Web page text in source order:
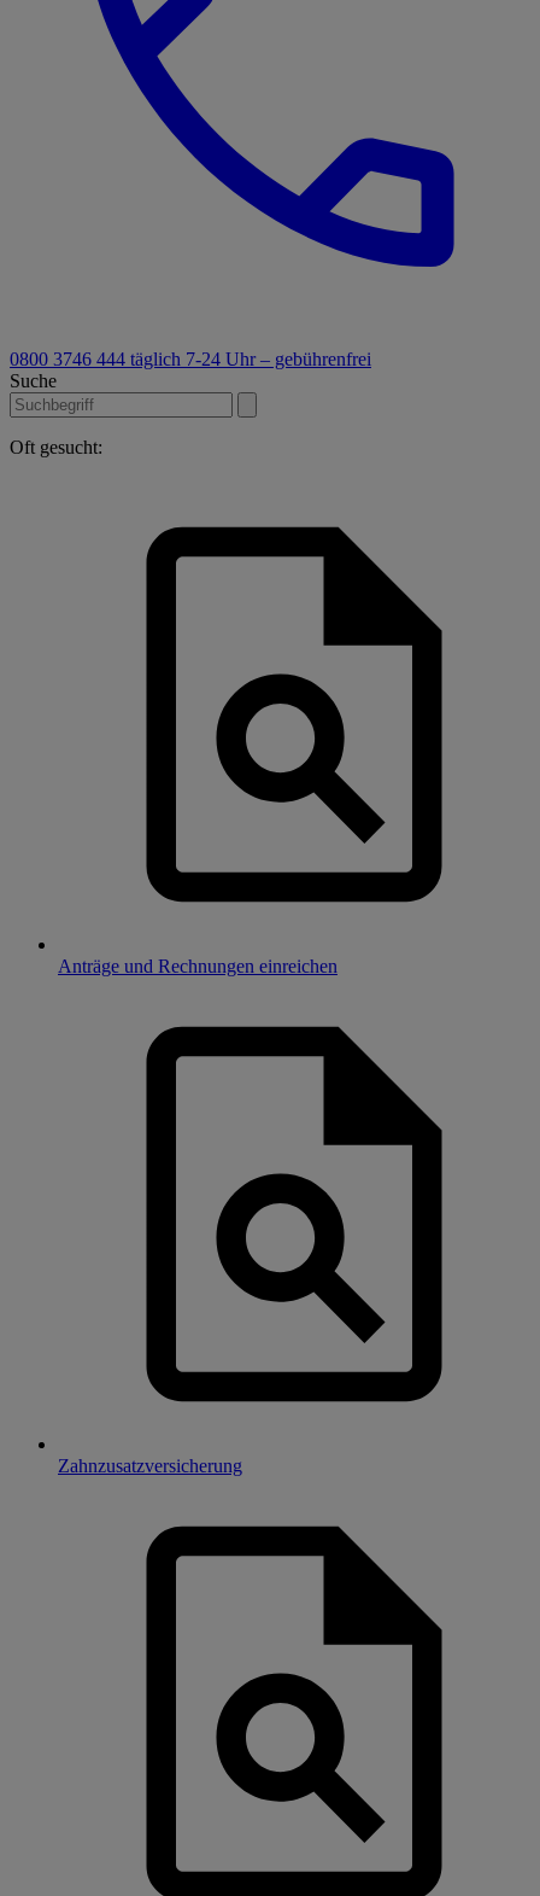
0800 3746 444 täglich 7-24 Uhr – gebührenfrei
Suche
Oft gesucht:
Anträge und Rechnungen einreichen
Zahnzusatzversicherung